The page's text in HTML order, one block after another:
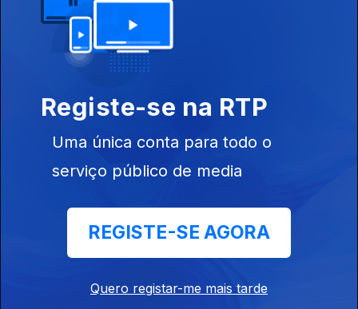
Pedagógicas
Registe-se na RTP
Uma única conta para todo o
serviço público de media
REGISTE-SE AGORA
Quero registar-me mais tarde